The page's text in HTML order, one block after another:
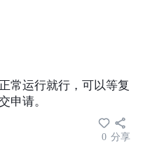
常运行就行，可以等复
申请。
0 分享